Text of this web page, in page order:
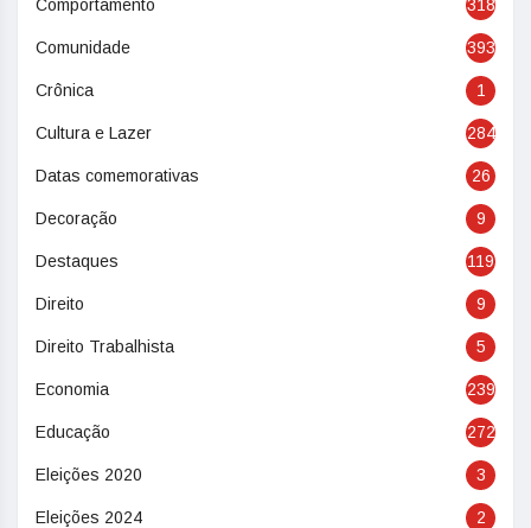
Comportamento 318
Comunidade 393
Crônica 1
Cultura e Lazer 284
Datas comemorativas 26
Decoração 9
Destaques 119
Direito 9
Direito Trabalhista 5
Economia 239
Educação 272
Eleições 2020 3
Eleições 2024 2